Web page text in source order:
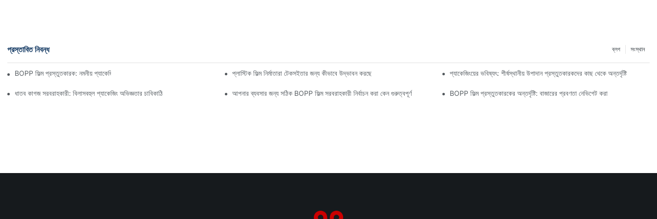
প্রস্তাবিত নিবন্ধ সংস্থান
ব্লগ
BOPP ফিল্ম প্রস্তুতকারক: নমনীয় প্যাকেজিংয়ের মেরুদণ্ড প্লাস্টিক ফিল্ম নির্মাতারা টেকসইতার জন্য কীভাবে উদ্ভাবন করছে প্যাকেজিংয়ের ভবিষ্যৎ: শীর্ষস্থানীয় উপাদান প্রস্তুতকারকদের কাছ থেকে অন্তর্দৃষ্টি
ধাতব কাগজ সরবরাহকারী: বিলাসবহুল প্যাকেজিং অভিজ্ঞতার চাবিকাঠি আপনার ব্যবসার জন্য সঠিক BOPP ফিল্ম সরবরাহকারী নির্বাচন করা কেন গুরুত্বপূর্ণ BOPP ফিল্ম প্রস্তুতকারকের অন্তর্দৃষ্টি: বাজারের প্রবণতা নেভিগেট করা